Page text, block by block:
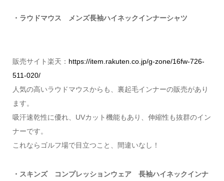
・ラウドマウス メンズ長袖ハイネックインナーシャツ
販売サイト楽天： https://item.rakuten.co.jp/g-zone/16fw-726-
511-020/
人気の高いラウドマウスからも、裏起毛インナーの販売があり
ます。
吸汗速乾性に優れ、UVカット機能もあり、伸縮性も抜群のイン
ナーです。
これならゴルフ場で目立つこと、間違いなし！
・スキンズ コンプレッションウェア 長袖ハイネックインナ